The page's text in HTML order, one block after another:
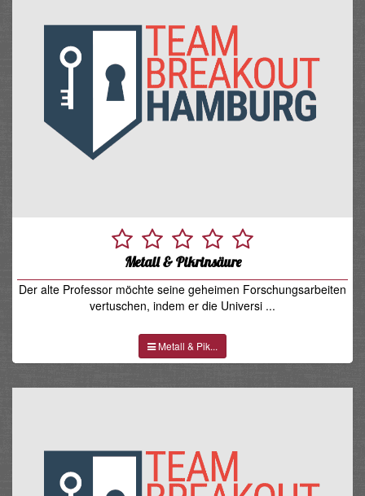
Metall & Pikrinsäure
Der alte Professor möchte seine geheimen Forschungsarbeiten
vertuschen, indem er die Universi ...
Metall & Pik...